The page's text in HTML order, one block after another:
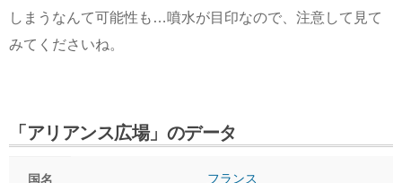
しまうなんて可能性も…噴水が目印なので、注意して見て
みてくださいね。
「アリアンス広場」のデータ
国名 フランス